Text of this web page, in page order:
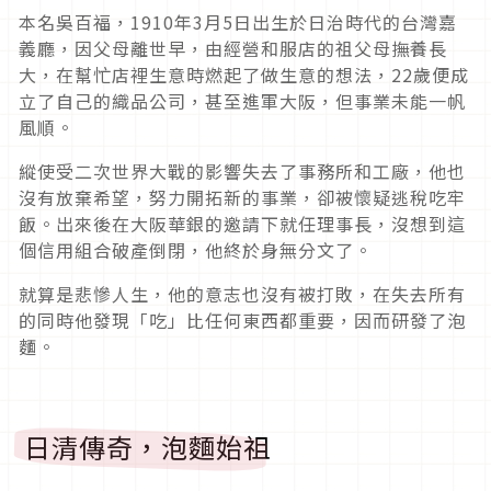
本名吳百福，1910年3月5日出生於日治時代的台灣嘉
義廳，因父母離世早，由經營和服店的祖父母撫養長
大，在幫忙店裡生意時燃起了做生意的想法，22歲便成
立了自己的織品公司，甚至進軍大阪，但事業未能一帆
風順。
縱使受二次世界大戰的影響失去了事務所和工廠，他也
沒有放棄希望，努力開拓新的事業，卻被懷疑逃稅吃牢
飯。出來後在大阪華銀的邀請下就任理事長，沒想到這
個信用組合破產倒閉，他終於身無分文了。
就算是悲慘人生，他的意志也沒有被打敗，在失去所有
的同時他發現「吃」比任何東西都重要，因而研發了泡
麵。
日清傳奇，泡麵始祖